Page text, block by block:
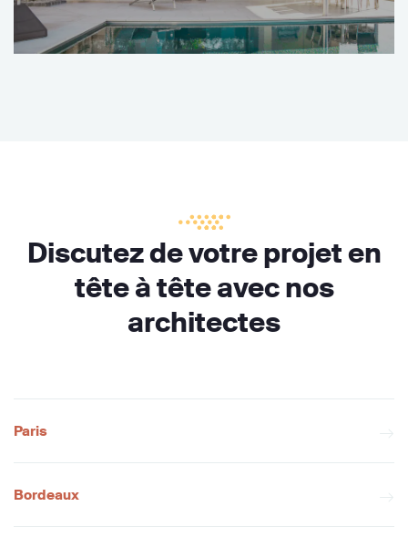
Discutez de votre projet en
tête à tête avec nos
architectes
Paris
Bordeaux